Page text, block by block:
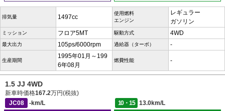
排気量 1497cc
使用燃料
エンジン
レギュラー
ガソリン
ミッション フロア5MT 駆動方式 4WD
最大出力 105ps/6000rpm 過給器（ターボ） -
生産期間
1995年01月～199
6年08月
燃費性能 -
1.5 JJ 4WD
新車時価格167.2万円(税抜)
JC08
-km/L 10・15
13.0km/L